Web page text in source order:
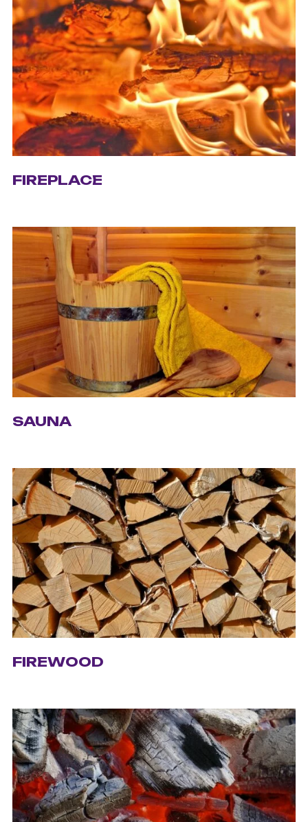
FIREPLACE
SAUNA
FIREWOOD